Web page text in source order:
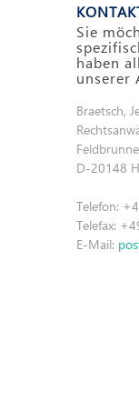
Sie
haben
unserer
Braetsch,
D-20148
Telefon:
Telefax:
E-Mail: